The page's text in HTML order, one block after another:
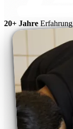
20+ Jahre Erfahrung